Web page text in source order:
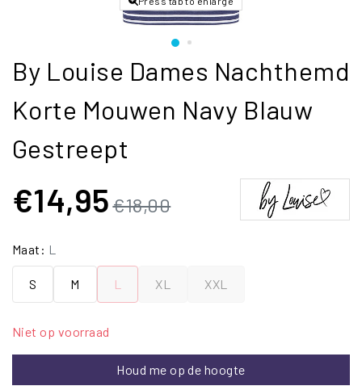
By Louise Dames Nachthemd
Korte Mouwen Navy Blauw
Gestreept
€14,95€18,00
Maat: L
S M L XL XXL
Niet op voorraad
Houd me op de hoogte